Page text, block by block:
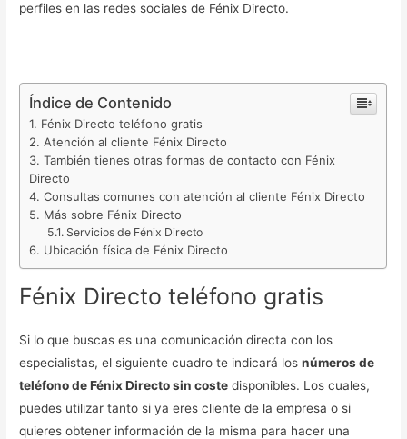
perfiles en las redes sociales de Fénix Directo.
Índice de Contenido
Fénix Directo teléfono gratis
Atención al cliente Fénix Directo
También tienes otras formas de contacto con Fénix
Directo
Consultas comunes con atención al cliente Fénix Directo
Más sobre Fénix Directo
Servicios de Fénix Directo
Ubicación física de Fénix Directo
Fénix Directo teléfono gratis
Si lo que buscas es una comunicación directa con los
especialistas, el siguiente cuadro te indicará losnúmeros de
teléfono de Fénix Directo sin coste disponibles. Los cuales,
puedes utilizar tanto si ya eres cliente de la empresa o si
quieres obtener información de la misma para hacer una